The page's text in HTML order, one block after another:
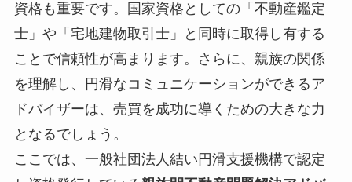
資格も重要です。国家資格としての「不動産鑑定
士」や「宅地建物取引士」と同時に取得し有する
ことで信頼性が高まります。さらに、親族の関係
を理解し、円滑なコミュニケーションができるア
ドバイザーは、売買を成功に導くための大きな力
となるでしょう。
ここでは、一般社団法人結い円滑支援機構で認定